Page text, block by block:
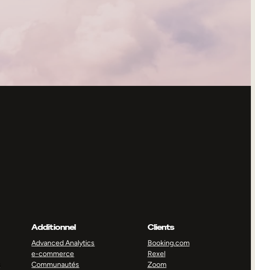
Additionnel
Advanced Analytics
e-commerce
Communautés
Clients
Booking.com
Rexel
Zoom